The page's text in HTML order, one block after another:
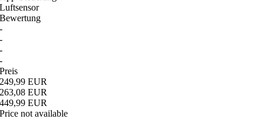
Luftsensor
Bewertung
-
-
-
-
Preis
249,99 EUR
263,08 EUR
449,99 EUR
Price not available